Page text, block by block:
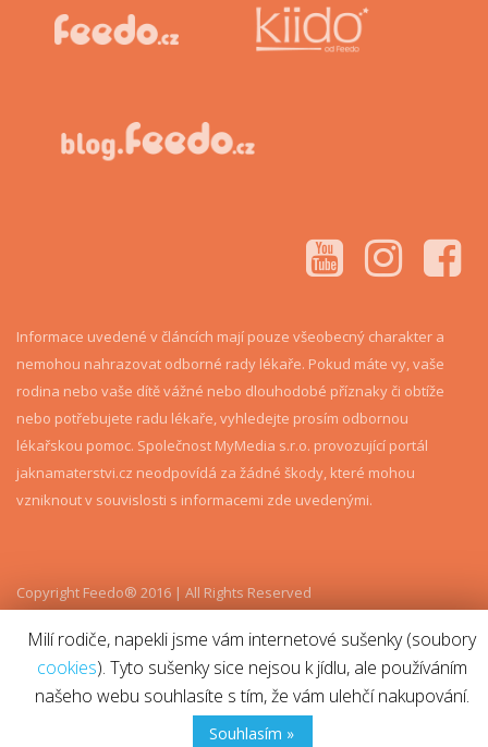
Informace uvedené v článcích mají pouze všeobecný charakter a
nemohou nahrazovat odborné rady lékaře. Pokud máte vy, vaše
rodina nebo vaše dítě vážné nebo dlouhodobé příznaky či obtíže
nebo potřebujete radu lékaře, vyhledejte prosím odbornou
lékařskou pomoc. Společnost MyMedia s.r.o. provozující portál
jaknamaterstvi.cz neodpovídá za žádné škody, které mohou
vzniknout v souvislosti s informacemi zde uvedenými.
Copyright Feedo® 2016 | All Rights Reserved
Milí rodiče, napekli jsme vám internetové sušenky (soubory
cookies). Tyto sušenky sice nejsou k jídlu, ale používáním
našeho webu souhlasíte s tím, že vám ulehčí nakupování.
Souhlasím »